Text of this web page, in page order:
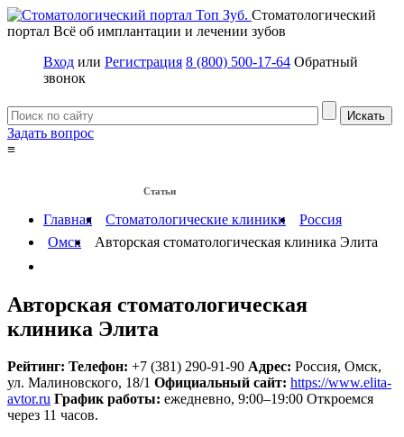
Стоматологический
портал Всё об имплантации и лечении зубов
Вход или Регистрация 8 (800) 500-17-64 Обратный
звонок
Задать вопрос
≡
Статьи
Главная Стоматологические клиники
Россия
Омск
Авторская стоматологическая клиника Элита
Авторская стоматологическая
клиника Элита
Рейтинг: Телефон: +7 (381) 290-91-90 Адрес: Россия, Омск,
ул. Малиновского, 18/1 Официальный сайт: https://www.elita-
avtor.ru График работы: ежедневно, 9:00–19:00 Откроемся
через 11 часов.